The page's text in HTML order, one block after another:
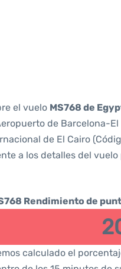
el vuelo MS768 de
de Barcelona-El
de El Cairo
a los detalles del vuelo
Rendimiento de
calculado el